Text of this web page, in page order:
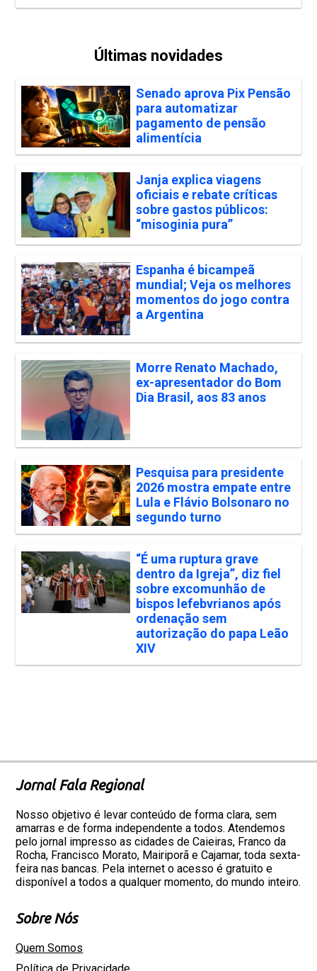
Últimas novidades
Senado aprova Pix Pensão
para automatizar
pagamento de pensão
alimentícia
Janja explica viagens
oficiais e rebate críticas
sobre gastos públicos:
“misoginia pura”
Espanha é bicampeã
mundial; Veja os melhores
momentos do jogo contra
a Argentina
Morre Renato Machado,
ex-apresentador do Bom
Dia Brasil, aos 83 anos
Pesquisa para presidente
2026 mostra empate entre
Lula e Flávio Bolsonaro no
segundo turno
“É uma ruptura grave
dentro da Igreja”, diz fiel
sobre excomunhão de
bispos lefebvrianos após
ordenação sem
autorização do papa Leão
XIV
Jornal Fala Regional
Nosso objetivo é levar conteúdo de forma clara, sem
amarras e de forma independente a todos. Atendemos
pelo jornal impresso as cidades de Caieiras, Franco da
Rocha, Francisco Morato, Mairiporã e Cajamar, toda sexta-
feira nas bancas. Pela internet o acesso é gratuito e
disponível a todos a qualquer momento, do mundo inteiro.
Sobre Nós
Quem Somos
Política de Privacidade